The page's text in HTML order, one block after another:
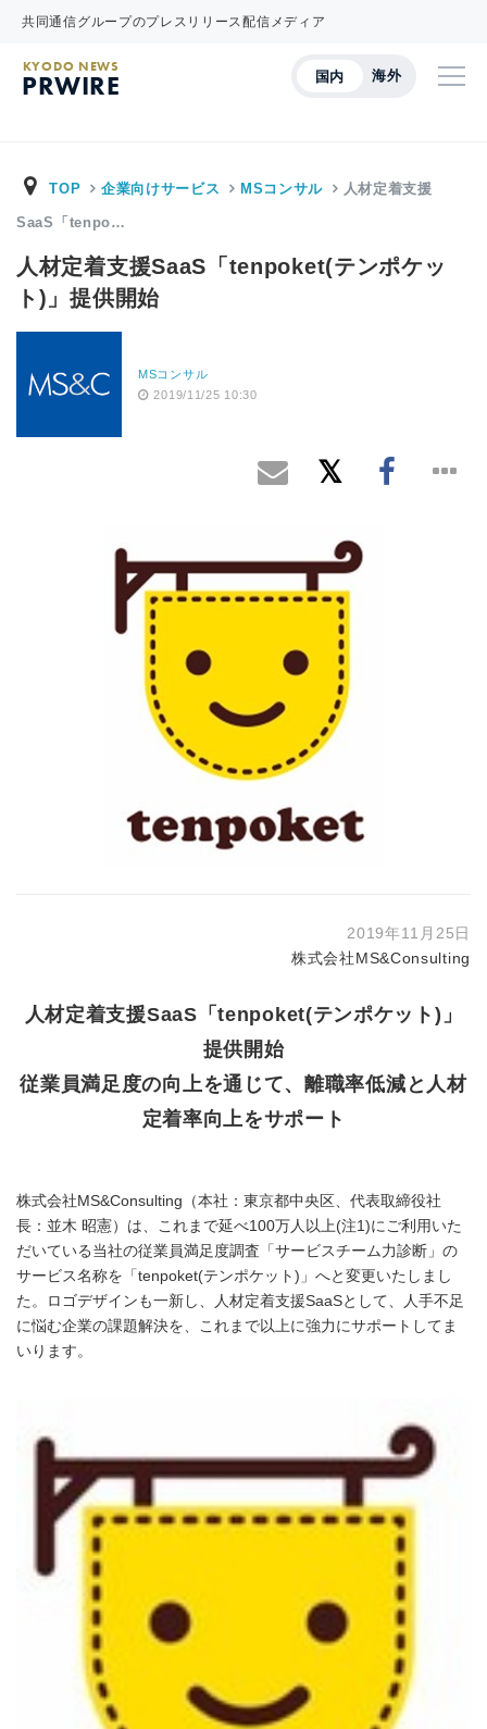
共同通信グループのプレスリリース配信メディア
国内 海外
KYODO NEWS
PRWIRE
TOP 企業向けサービス MSコンサル 人材定着支援
SaaS「tenpo…
人材定着支援SaaS「tenpoket(テンポケッ
ト)」提供開始
MSコンサル
2019/11/25 10:30
2019年11月25日
株式会社MS&Consulting
人材定着支援SaaS「tenpoket(テンポケット)」
提供開始
従業員満足度の向上を通じて、離職率低減と人材
定着率向上をサポート
株式会社MS&Consulting（本社：東京都中央区、代表取締役社
長：並木 昭憲）は、これまで延べ100万人以上(注1)にご利用いた
だいている当社の従業員満足度調査「サービスチーム力診断」の
サービス名称を「tenpoket(テンポケット)」へと変更いたしまし
た。ロゴデザインも一新し、人材定着支援SaaSとして、人手不足
に悩む企業の課題解決を、これまで以上に強力にサポートしてま
いります。